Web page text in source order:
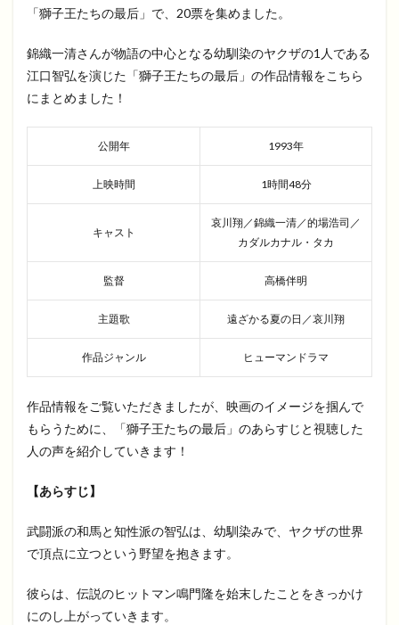
「獅子王たちの最后」で、20票を集めました。
錦織一清さんが物語の中心となる幼馴染のヤクザの1人である
江口智弘を演じた「獅子王たちの最后」の作品情報をこちら
にまとめました！
公開年 1993年
上映時間 1時間48分
キャスト
哀川翔／錦織一清／的場浩司／
カダルカナル・タカ
監督 高橋伴明
主題歌 遠ざかる夏の日／哀川翔
作品ジャンル ヒューマンドラマ
作品情報をご覧いただきましたが、映画のイメージを掴んで
もらうために、「獅子王たちの最后」のあらすじと視聴した
人の声を紹介していきます！
【あらすじ】
武闘派の和馬と知性派の智弘は、幼馴染みで、ヤクザの世界
で頂点に立つという野望を抱きます。
彼らは、伝説のヒットマン鳴門隆を始末したことをきっかけ
にのし上がっていきます。